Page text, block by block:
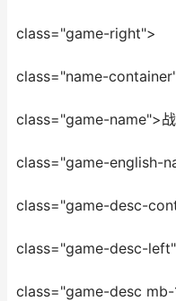
class="game-right">
class="name-
class="game-name">
class="game-english-
class="game-desc-
class="game-desc-
class="game-desc